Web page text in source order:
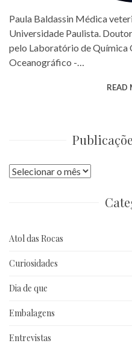
Paula Baldassin Médica
Universidade Paulista.
pelo Laboratório de Química
Oceanográfico -…
READ
Publicações
Atol das Rocas
Curiosidades
Dia de que
Embalagens
Entrevistas